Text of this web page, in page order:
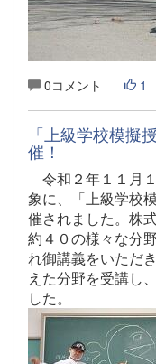
0コメント 1
「上級学校模擬
催！
令和２年１１月
象に、「上級学校
催されました。株
約４０の様々な分
れ御講義をいただ
えた分野を受講し
した。